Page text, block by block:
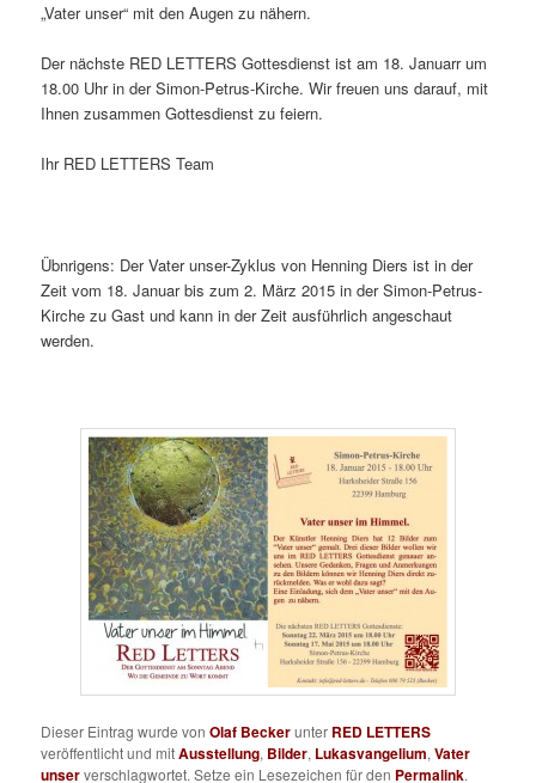
„Vater unser“ mit den Augen zu nähern.
Der nächste RED LETTERS Gottesdienst ist am 18. Januarr um
18.00 Uhr in der Simon-Petrus-Kirche. Wir freuen uns darauf, mit
Ihnen zusammen Gottesdienst zu feiern.
Ihr RED LETTERS Team
Übnrigens: Der Vater unser-Zyklus von Henning Diers ist in der
Zeit vom 18. Januar bis zum 2. März 2015 in der Simon-Petrus-
Kirche zu Gast und kann in der Zeit ausführlich angeschaut
werden.
Dieser Eintrag wurde vonOlaf Beckerunter RED LETTERS
veröffentlicht und mitAusstellung, Bilder, Lukasvangelium,Vater
unserverschlagwortet. Setze ein Lesezeichen für den Permalink.